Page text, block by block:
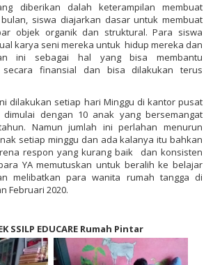
diberikan dalah keterampilan membuat
siswa diajarkan dasar untuk membuat
objek organik dan struktural. Para siswa
karya seni mereka untuk hidup mereka dan
ini sebagai hal yang bisa membantu
secara finansial dan bisa dilakukan terus
dilakukan setiap hari Minggu di kantor pusat
dimulai dengan 10 anak yang bersemangat
Namun jumlah ini perlahan menurun
setiap minggu dan ada kalanya itu bahkan
respon yang kurang baik dan konsisten
YA memutuskan untuk beralih ke belajar
melibatkan para wanita rumah tangga di
Februari 2020.
SSILP EDUCARE Rumah Pintar